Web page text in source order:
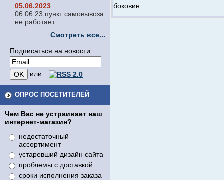
05.06.2023
06.06.23 пункт самовывоза
не работает
Смотреть все...
Подписаться на новости:
или
ОПРОС ПОСЕТИТЕЛЕЙ
Чем Вас не устраивает наш
интернет-магазин?
недостаточный
ассортимент
устаревший дизайн сайта
проблемы с доставкой
сроки исполнения заказа
боковин